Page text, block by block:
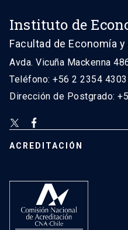
Instituto de
Facultad de Economía
Avda. Vicuña Mackenna
Teléfono: +56 2 2354 4303
Dirección de Postgrado:
ACREDITACIÓN